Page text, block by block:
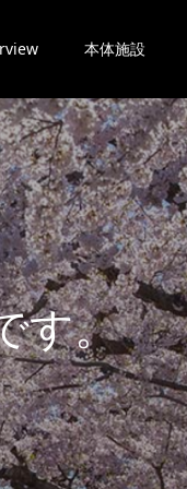
本体施設
す。